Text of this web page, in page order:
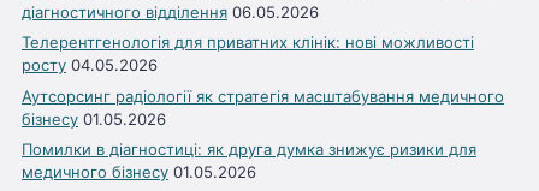
діагностичного відділення 06.05.2026
Телерентгенологія для приватних клінік: нові можливості
росту 04.05.2026
Аутсорсинг радіології як стратегія масштабування медичного
бізнесу 01.05.2026
Помилки в діагностиці: як друга думка знижує ризики для
медичного бізнесу 01.05.2026